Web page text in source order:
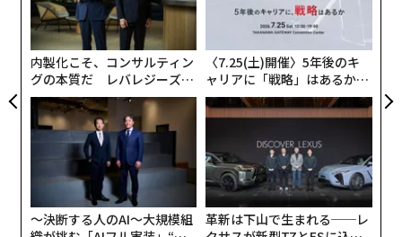
内製化こそ、コンサルティン
グの本質だ レバレジーズが
実践する、次世代ファームの
全貌
〈7.25(土)開催〉5年後のキ
ャリアに「戦略」はあるか。
トップエグゼクティブのキャ
リアに触れる1日│CAREER S
〜決断する人のAI〜大規模組
革新は下山で生まれる──レ